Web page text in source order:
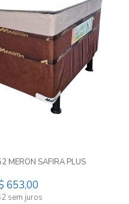
MERON SAFIRA PLUS
653,00
sem juros